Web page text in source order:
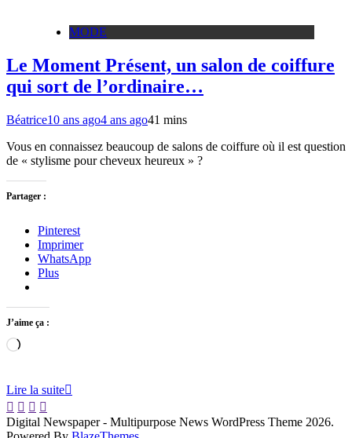
MODE
Le Moment Présent, un salon de coiffure
qui sort de l’ordinaire…
Béatrice10 ans ago4 ans ago41 mins
Vous en connaissez beaucoup de salons de coiffure où il est question
de « stylisme pour cheveux heureux » ?
Partager :
Pinterest
Imprimer
WhatsApp
Plus
J’aime ça :
Chargement…
Lire la suite
Digital Newspaper - Multipurpose News WordPress Theme 2026.